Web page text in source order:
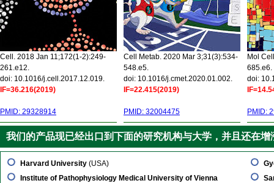
Cell. 2018 Jan 11;172(1-2):249-
261.e12.
doi: 10.1016/j.cell.2017.12.019.
IF=36.216(2019)
PMID: 29328914
Cell Metab. 2020 Mar 3;31(3):534-
548.e5.
doi: 10.1016/j.cmet.2020.01.002.
IF=22.415(2019)
PMID: 32004475
Mol
685.e6.
doi:
PMID:
我们的产品现已经出口到下面的研究机构与大学，并且还在增
Harvard University (USA)
Institute of Pathophysiology Medical University of Vienna